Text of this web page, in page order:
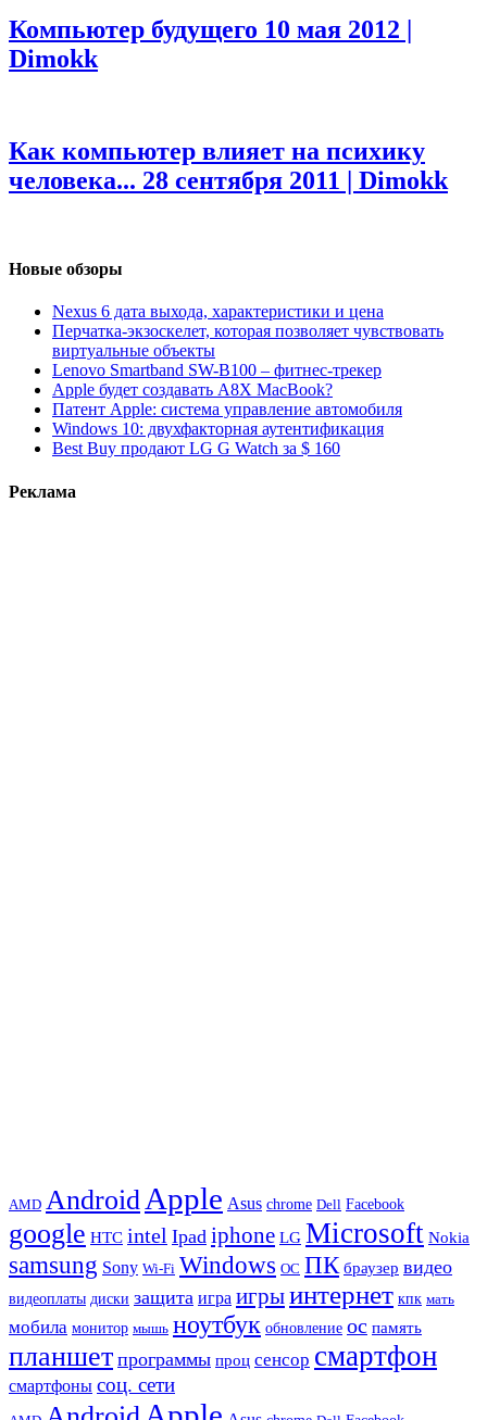
Компьютер будущего 10 мая 2012 |
Dimokk
Как компьютер влияет на психику
человека... 28 сентября 2011 | Dimokk
Новые обзоры
Nexus 6 дата выхода, характеристики и цена
Перчатка-экзоскелет, которая позволяет чувствовать
виртуальные объекты
Lenovo Smartband SW-B100 – фитнес-трекер
Apple будет создавать A8X MacBook?
Патент Apple: система управление автомобиля
Windows 10: двухфакторная аутентификация
Best Buy продают LG G Watch за $ 160
Реклама
AMD Android Apple Asus chrome Dell Facebook
google HTC intel Ipad iphone LG Microsoft Nokia
samsung Sony Wi-Fi Windows ОС ПК браузер видео
видеоплаты диски защита игра игрыинтернет кпк мать
мобила монитор мышь ноутбук обновление ос память
планшет программы проц сенсор смартфон
смартфоны соц. сети